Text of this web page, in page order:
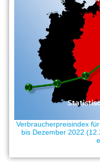
Verbraucherpreisindex
bis Dezember 2022